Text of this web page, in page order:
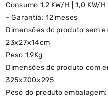
Consumo 1,2 KW/H | 1,0 KW/H
- Garantia: 12 meses
Dimensões do produto sem
23x27x14cm
Peso 1,9Kg
Dimensões do produto com
325x700x295
Peso do produto embalagem: